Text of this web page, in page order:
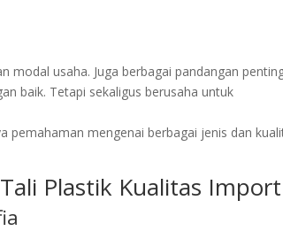
modal usaha. Juga berbagai pandangan
baik. Tetapi sekaligus berusaha untuk
pemahaman mengenai berbagai jenis dan
Plastik Kualitas Import